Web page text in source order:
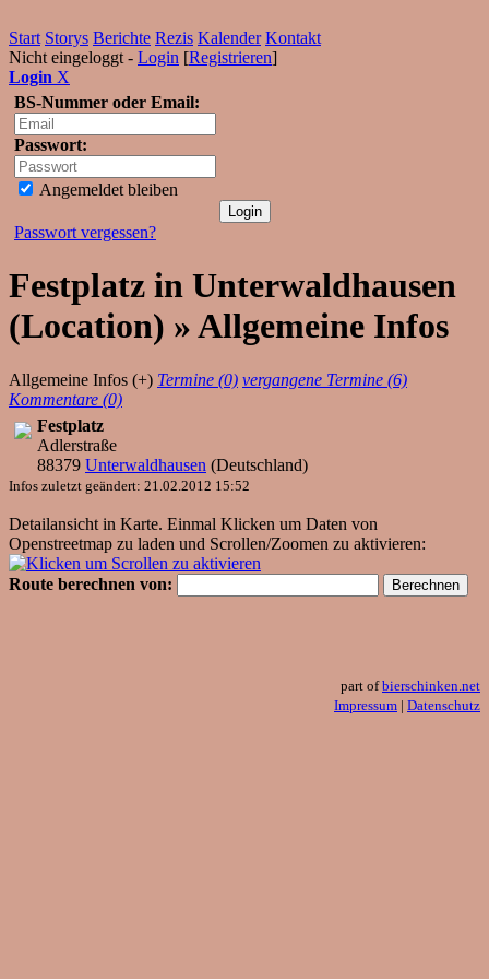
Start Storys Berichte Rezis Kalender Kontakt
Nicht eingeloggt - Login [Registrieren]
Login X
BS-Nummer oder Email:
Passwort:
Angemeldet bleiben
Passwort vergessen?
Festplatz in Unterwaldhausen
(Location) » Allgemeine Infos
Allgemeine Infos (+) Termine (0) vergangene Termine (6)
Kommentare (0)
Festplatz
Adlerstraße
88379 Unterwaldhausen (Deutschland)
Infos zuletzt geändert: 21.02.2012 15:52
Detailansicht in Karte. Einmal Klicken um Daten von
Openstreetmap zu laden und Scrollen/Zoomen zu aktivieren:
Route berechnen von:
part ofbierschinken.net
Impressum | Datenschutz